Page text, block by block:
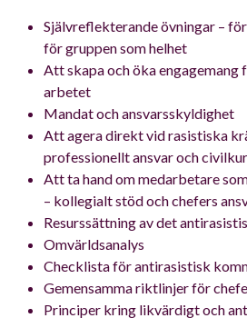
Självreflekterande övningar –
för gruppen som helhet
Att skapa och öka
arbetet
Mandat och ansvarsskyldighet
Att agera direkt vid rasistiska
professionellt ansvar och
Att ta hand om medarbetare
– kollegialt stöd och chefers
Resurssättning av det
Omvärldsanalys
Checklista för antirasistisk
Gemensamma riktlinjer för
Principer kring likvärdigt och